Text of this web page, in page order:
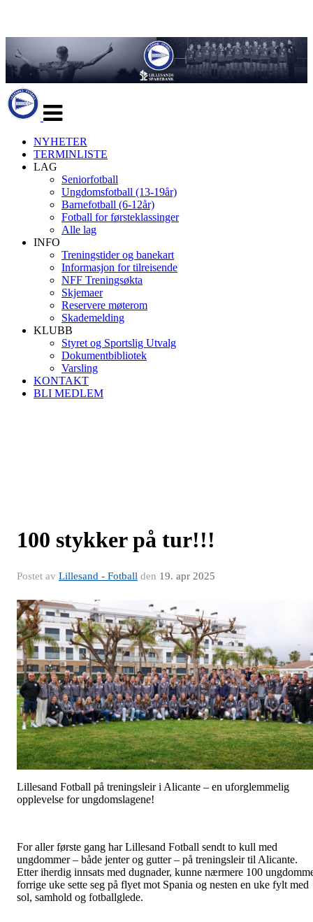
navigasjon
NYHETER
TERMINLISTE
LAG
Seniorfotball
Ungdomsfotball (13-19år)
Barnefotball (6-12år)
Fotball for førsteklassinger
Alle lag
INFO
Treningstider og banekart
Informasjon for tilreisende
NFF Treningsøkta
Skjemaer
Reservere møterom
Skademelding
KLUBB
Styret og Sportslig Utvalg
Dokumentbibliotek
Varsling
KONTAKT
BLI MEDLEM
100 stykker på tur!!!
Postet av Lillesand - Fotball den 19. apr 2025
Lillesand Fotball på treningsleir i Alicante – en uforglemmelig
opplevelse for ungdomslagene!
For aller første gang har Lillesand Fotball sendt to kull med
ungdommer – både jenter og gutter – på treningsleir til Alicante.
Etter iherdig innsats med dugnader, kunne nærmere 100
forrige uke sette seg på flyet mot Spania og nesten en uke fylt med
sol, samhold og fotballglede.